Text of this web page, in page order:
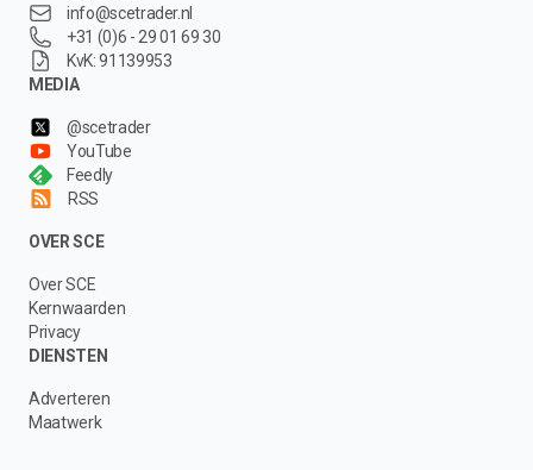
info@scetrader.nl
+31 (0)6 - 29 01 69 30
KvK: 91139953
MEDIA
@scetrader
YouTube
Feedly
RSS
OVER SCE
Over SCE
Kernwaarden
Privacy
DIENSTEN
Adverteren
Maatwerk